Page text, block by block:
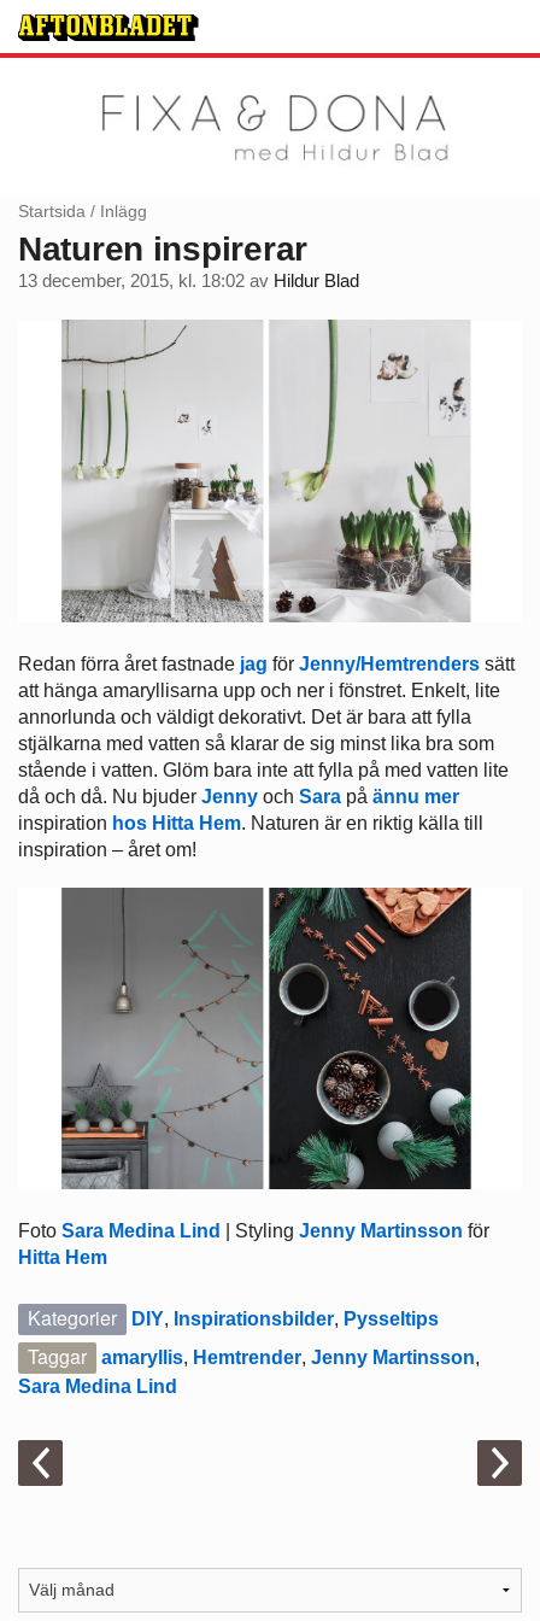
Startsida / Inlägg
Naturen inspirerar
13 december, 2015, kl. 18:02 av Hildur Blad
Redan förra året fastnade jag för Jenny/Hemtrenders sätt
att hänga amaryllisarna upp och ner i fönstret. Enkelt, lite
annorlunda och väldigt dekorativt. Det är bara att fylla
stjälkarna med vatten så klarar de sig minst lika bra som
stående i vatten. Glöm bara inte att fylla på med vatten lite
då och då. Nu bjuder Jenny och Sara på ännu mer
inspiration hos Hitta Hem. Naturen är en riktig källa till
inspiration – året om!
Foto Sara Medina Lind | Styling Jenny Martinsson för
Hitta Hem
Kategorier DIY, Inspirationsbilder, Pysseltips
Taggar amaryllis, Hemtrender, Jenny Martinsson,
Sara Medina Lind